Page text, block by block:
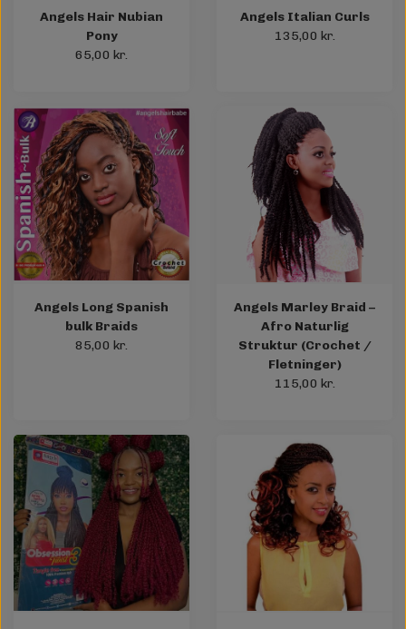
Angels Hair Nubian
Pony
65,00 kr.
Angels Italian Curls
135,00 kr.
Angels Long Spanish
bulk Braids
85,00 kr.
Angels Marley Braid –
Afro Naturlig
Struktur (Crochet /
Fletninger)
115,00 kr.